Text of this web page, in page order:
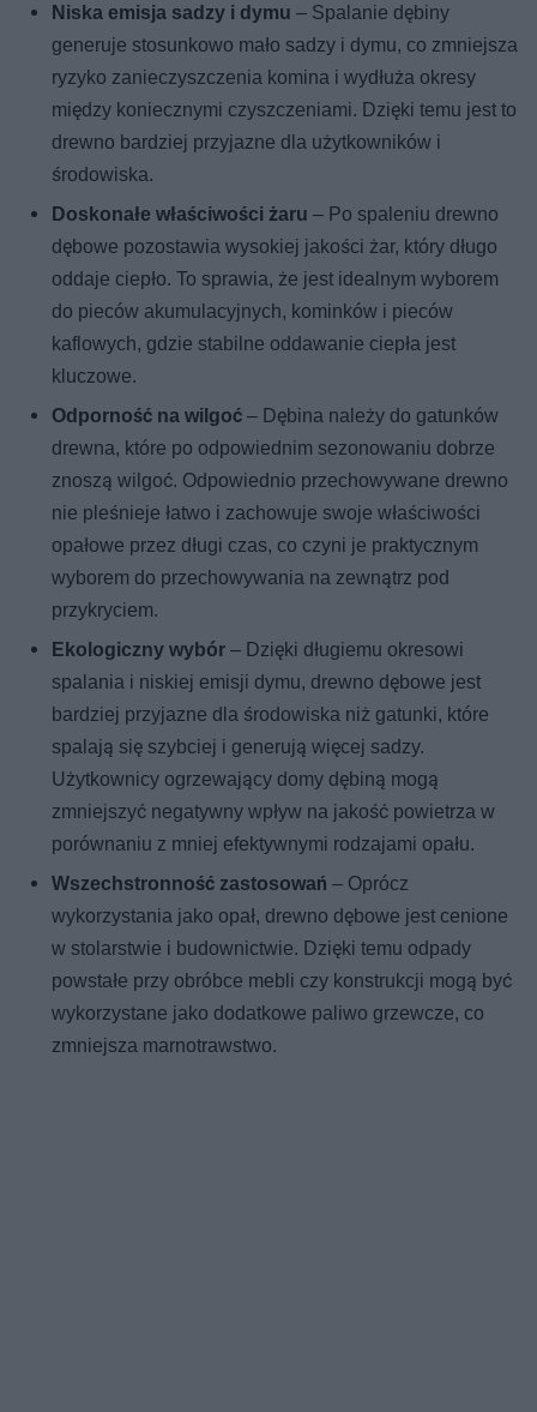
Niska emisja sadzy i dymu – Spalanie dębiny
generuje stosunkowo mało sadzy i dymu, co zmniejsza
ryzyko zanieczyszczenia komina i wydłuża okresy
między koniecznymi czyszczeniami. Dzięki temu jest to
drewno bardziej przyjazne dla użytkowników i
środowiska.
Doskonałe właściwości żaru – Po spaleniu drewno
dębowe pozostawia wysokiej jakości żar, który długo
oddaje ciepło. To sprawia, że jest idealnym wyborem
do pieców akumulacyjnych, kominków i pieców
kaflowych, gdzie stabilne oddawanie ciepła jest
kluczowe.
Odporność na wilgoć – Dębina należy do gatunków
drewna, które po odpowiednim sezonowaniu dobrze
znoszą wilgoć. Odpowiednio przechowywane drewno
nie pleśnieje łatwo i zachowuje swoje właściwości
opałowe przez długi czas, co czyni je praktycznym
wyborem do przechowywania na zewnątrz pod
przykryciem.
Ekologiczny wybór – Dzięki długiemu okresowi
spalania i niskiej emisji dymu, drewno dębowe jest
bardziej przyjazne dla środowiska niż gatunki, które
spalają się szybciej i generują więcej sadzy.
Użytkownicy ogrzewający domy dębiną mogą
zmniejszyć negatywny wpływ na jakość powietrza w
porównaniu z mniej efektywnymi rodzajami opału.
Wszechstronność zastosowań – Oprócz
wykorzystania jako opał, drewno dębowe jest cenione
w stolarstwie i budownictwie. Dzięki temu odpady
powstałe przy obróbce mebli czy konstrukcji mogą być
wykorzystane jako dodatkowe paliwo grzewcze, co
zmniejsza marnotrawstwo.